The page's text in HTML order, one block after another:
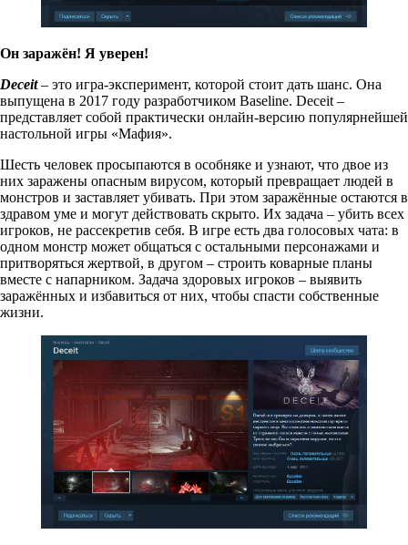
Он заражён! Я уверен!
Deceit– это игра-эксперимент, которой стоит дать шанс. Она
выпущена в 2017 году разработчиком Baseline. Deceit –
представляет собой практически онлайн-версию популярнейшей
настольной игры «Мафия».
Шесть человек просыпаются в особняке и узнают, что двое из
них заражены опасным вирусом, который превращает людей в
монстров и заставляет убивать. При этом заражённые остаются в
здравом уме и могут действовать скрыто. Их задача – убить всех
игроков, не рассекретив себя. В игре есть два голосовых чата: в
одном монстр может общаться с остальными персонажами и
притворяться жертвой, в другом – строить коварные планы
вместе с напарником. Задача здоровых игроков – выявить
заражённых и избавиться от них, чтобы спасти собственные
жизни.